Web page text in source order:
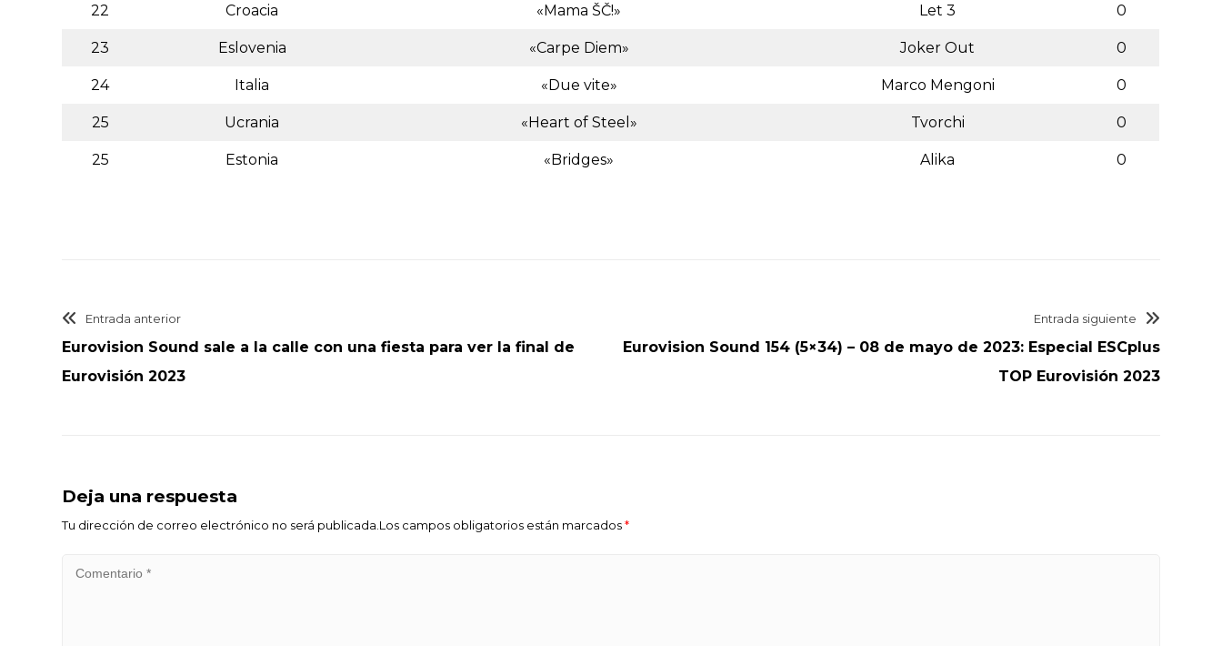
22 Croacia «Mama ŠČ!» Let 3 0
23 Eslovenia «Carpe Diem» Joker Out 0
24 Italia «Due vite» Marco Mengoni 0
25 Ucrania «Heart of Steel» Tvorchi 0
25 Estonia «Bridges» Alika 0
Entrada anterior
Eurovision Sound sale a la calle con una fiesta para ver la final de
Eurovisión 2023
Entrada siguiente
Eurovision Sound 154 (5×34) – 08 de mayo de 2023: Especial ESCplus
TOP Eurovisión 2023
Deja una respuesta
Tu dirección de correo electrónico no será publicada.Los campos obligatorios están marcados*